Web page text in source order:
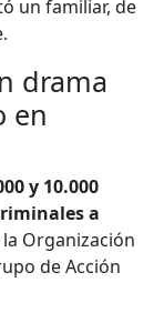
un familiar, de
drama
en
y 10.000
a
Organización
de Acción